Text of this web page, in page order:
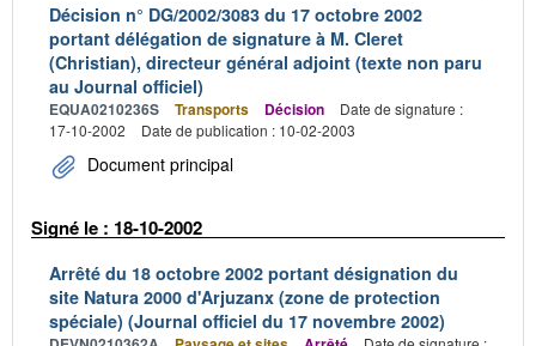
Décision n° DG/2002/3083 du 17 octobre 2002
portant délégation de signature à M. Cleret
(Christian), directeur général adjoint (texte non paru
au Journal officiel)
EQUA0210236S Transports Décision
Date de signature :
17-10-2002
Date de publication : 10-02-2003
Document principal
Signé le : 18-10-2002
Arrêté du 18 octobre 2002 portant désignation du
site Natura 2000 d'Arjuzanx (zone de protection
spéciale) (Journal officiel du 17 novembre 2002)